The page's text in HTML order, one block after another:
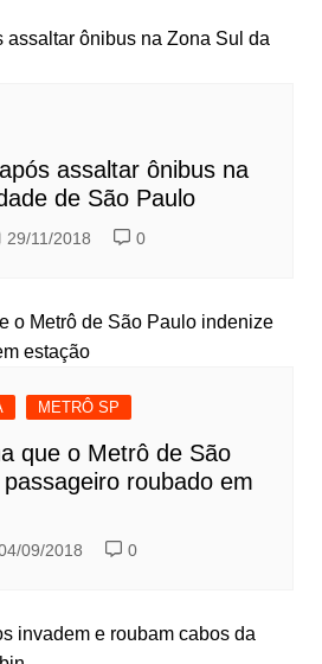
assaltar ônibus na
de São Paulo
29/11/2018 0
METRÔ SP
que o Metrô de São
roubado em
09/2018 0